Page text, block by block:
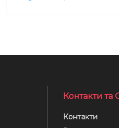
Контакти та
Контакти